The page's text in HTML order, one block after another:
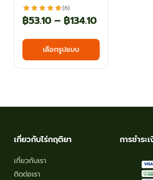
(6)
฿53.10 – ฿134.10Price
range:
through
เลือกรูปแบบ
This
has
The
เกี่ยวกับไร่กฤติยา
เกี่ยวกับเรา
ติดต่อเรา
การชำระ